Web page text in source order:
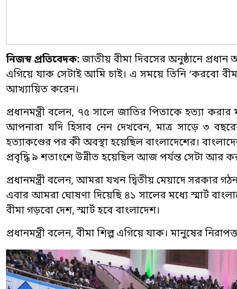
নিজস্ব প্রতিবেদক:জাতীয় বীমা দিবসের অনুষ্ঠানে প্রধান
এগিয়ে যাক সেটাই আমি চাই। এ সময়ে তিনি ‘করবো
আখ্যায়িত করেন।
প্রধানমন্ত্রী বলেন, ৭৫ সালে জাতির পিতাকে হত্যা করার
আপনারা যদি হিসাব নেন দেখবেন, মাত্র সাড়ে ৩
হত্যাকণ্ডের পর কী অবস্থা হয়েছিল বাংলাদেশের।
প্রবৃদ্ধি ৯ শতাংশে উন্নীত হয়েছিল আজ পর্যন্ত সেটা আর
প্রধানমন্ত্রী বলেন, আমরা যখন দ্বিতীয় মেয়াদে সরকার
এবার আমরা ঘোষণা দিয়েছি ৪১ সালের মধ্যে স্মার্ট
বীমা গড়বো দেশ, স্মার্ট হবে বাংলাদেশ।
প্রধানমন্ত্রী বলেন, বীমা শিল্প এগিয়ে যাক। মানুষের